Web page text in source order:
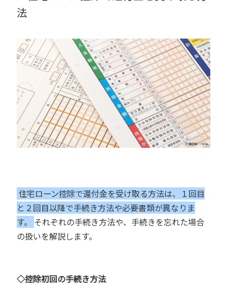
法
住宅ローン控除で還付金を受け取る方法は、１回目
と２回目以降で手続き方法や必要書類が異なりま
す。
それぞれの手続き方法や、手続きを忘れた場合
の扱いを解説します。
◇控除初回の手続き方法